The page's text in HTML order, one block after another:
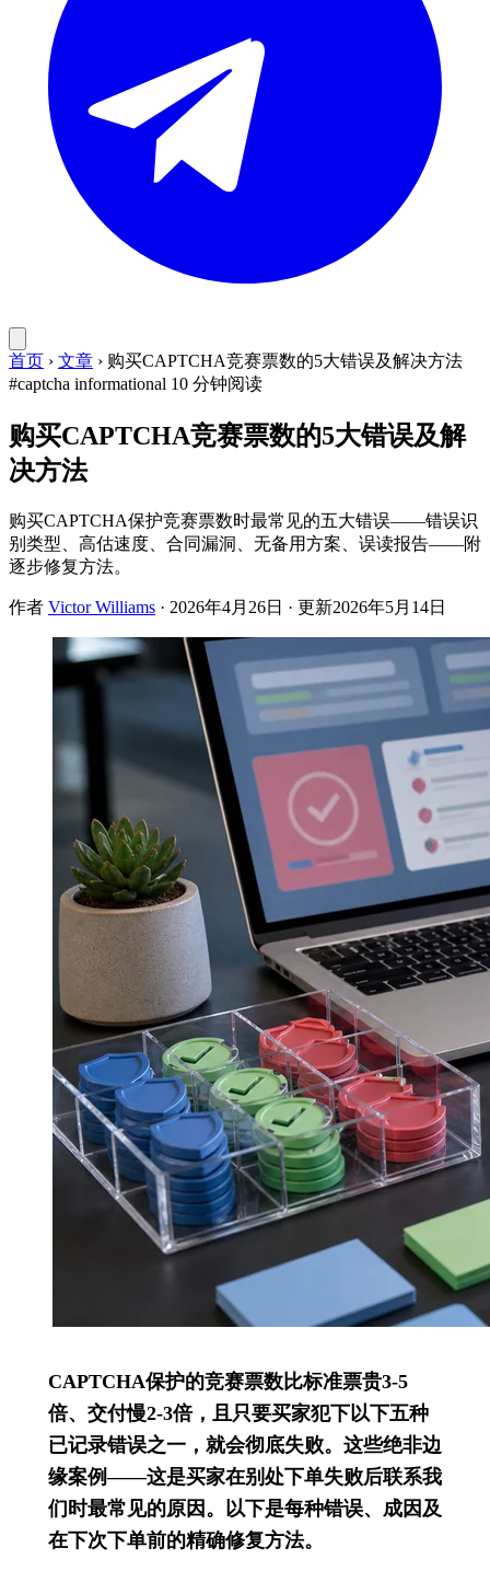
首页 › 文章 › 购买CAPTCHA竞赛票数的5大错误及解决方法
#captcha informational 10 分钟阅读
购买CAPTCHA竞赛票数的5大错误及解
决方法
购买CAPTCHA保护竞赛票数时最常见的五大错误——错误识
别类型、高估速度、合同漏洞、无备用方案、误读报告——附
逐步修复方法。
作者 Victor Williams · 2026年4月26日 · 更新2026年5月14日
CAPTCHA保护的竞赛票数比标准票贵3-5
倍、交付慢2-3倍，且只要买家犯下以下五种
已记录错误之一，就会彻底失败。这些绝非边
缘案例——这是买家在别处下单失败后联系我
们时最常见的原因。以下是每种错误、成因及
在下次下单前的精确修复方法。